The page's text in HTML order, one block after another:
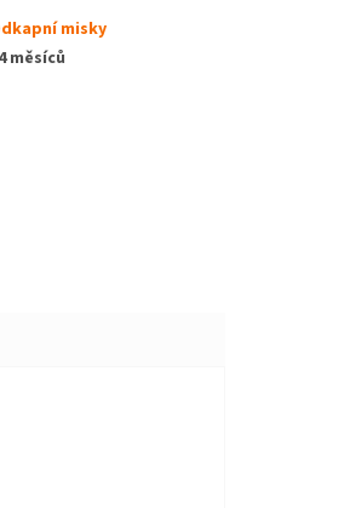
misky
měsíců
5 hvězdiček.